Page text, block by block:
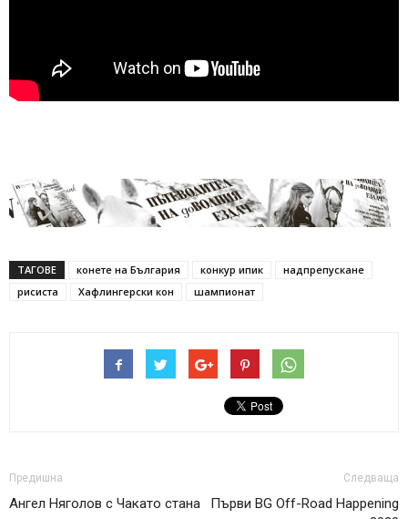
ТАГОВЕ конете на България конкур ипик
надпрепускане
рисиста
Хафлингерски кон шампионат
Предишна
Ангел Няголов с Чакато стана
Следваща
Първи BG Off-Road Happening